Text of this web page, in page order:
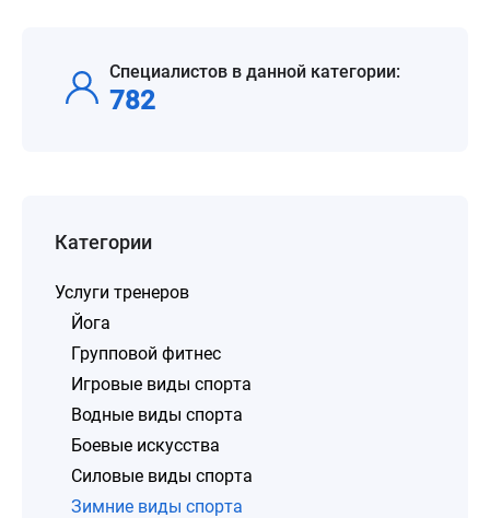
Специалистов в данной категории:
782
Категории
Услуги тренеров
Йога
Групповой фитнес
Игровые виды спорта
Водные виды спорта
Боевые искусства
Силовые виды спорта
Зимние виды спорта